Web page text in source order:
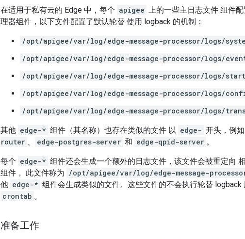
在适用于私有云的 Edge 中，每个 apigee 上的一些主日志文件 组件
理器组件，以下文件配置了默认轮替 使用 logback 的机制：
/opt/apigee/var/log/edge-message-processor/logs/
/opt/apigee/var/log/edge-message-processor/logs/
/opt/apigee/var/log/edge-message-processor/logs/
/opt/apigee/var/log/edge-message-processor/logs/
/opt/apigee/var/log/edge-message-processor/logs/
其他 edge-* 组件（其名称）也存在类似的文件 以 edge- 开头，例如
router 、 edge-postgres-server 和 edge-qpid-server 。
每个 edge-* 组件还会生成一个额外的日志文件，该文件会被重定向
组件， 此文件称为 /opt/apigee/var/log/edge-message-
他 edge-* 组件会生成类似的文件。这些文件的不会执行轮替 logback
crontab 。
准备工作